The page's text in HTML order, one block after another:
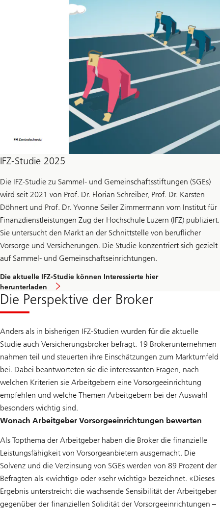
IFZ-Studie 2025
Die IFZ-Studie zu Sammel- und Gemeinschaftsstiftungen (SGEs)
wird seit 2021 von Prof. Dr. Florian Schreiber, Prof. Dr. Karsten
Döhnert und Prof. Dr. Yvonne Seiler Zimmermann vom Institut für
Finanzdienstleistungen Zug der Hochschule Luzern (IFZ) publiziert.
Sie untersucht den Markt an der Schnittstelle von beruflicher
Vorsorge und Versicherungen. Die Studie konzentriert sich gezielt
auf Sammel- und Gemeinschaftseinrichtungen.
Die aktuelle IFZ-Studie können Interessierte hier
herunterladen
Die Perspektive der Broker
Anders als in bisherigen IFZ-Studien wurden für die aktuelle
Studie auch Versicherungsbroker befragt. 19 Brokerunternehmen
nahmen teil und steuerten ihre Einschätzungen zum Marktumfeld
bei. Dabei beantworteten sie die interessanten Fragen, nach
welchen Kriterien sie Arbeitgebern eine Vorsorgeeinrichtung
empfehlen und welche Themen Arbeitgebern bei der Auswahl
besonders wichtig sind.
Wonach Arbeitgeber Vorsorgeeinrichtungen bewerten
Als Topthema der Arbeitgeber haben die Broker die finanzielle
Leistungsfähigkeit von Vorsorgeanbietern ausgemacht. Die
Solvenz und die Verzinsung von SGEs werden von 89 Prozent der
Befragten als «wichtig» oder «sehr wichtig» bezeichnet. «Dieses
Ergebnis unterstreicht die wachsende Sensibilität der Arbeitgeber
gegenüber der finanziellen Solidität der Vorsorgeeinrichtungen –